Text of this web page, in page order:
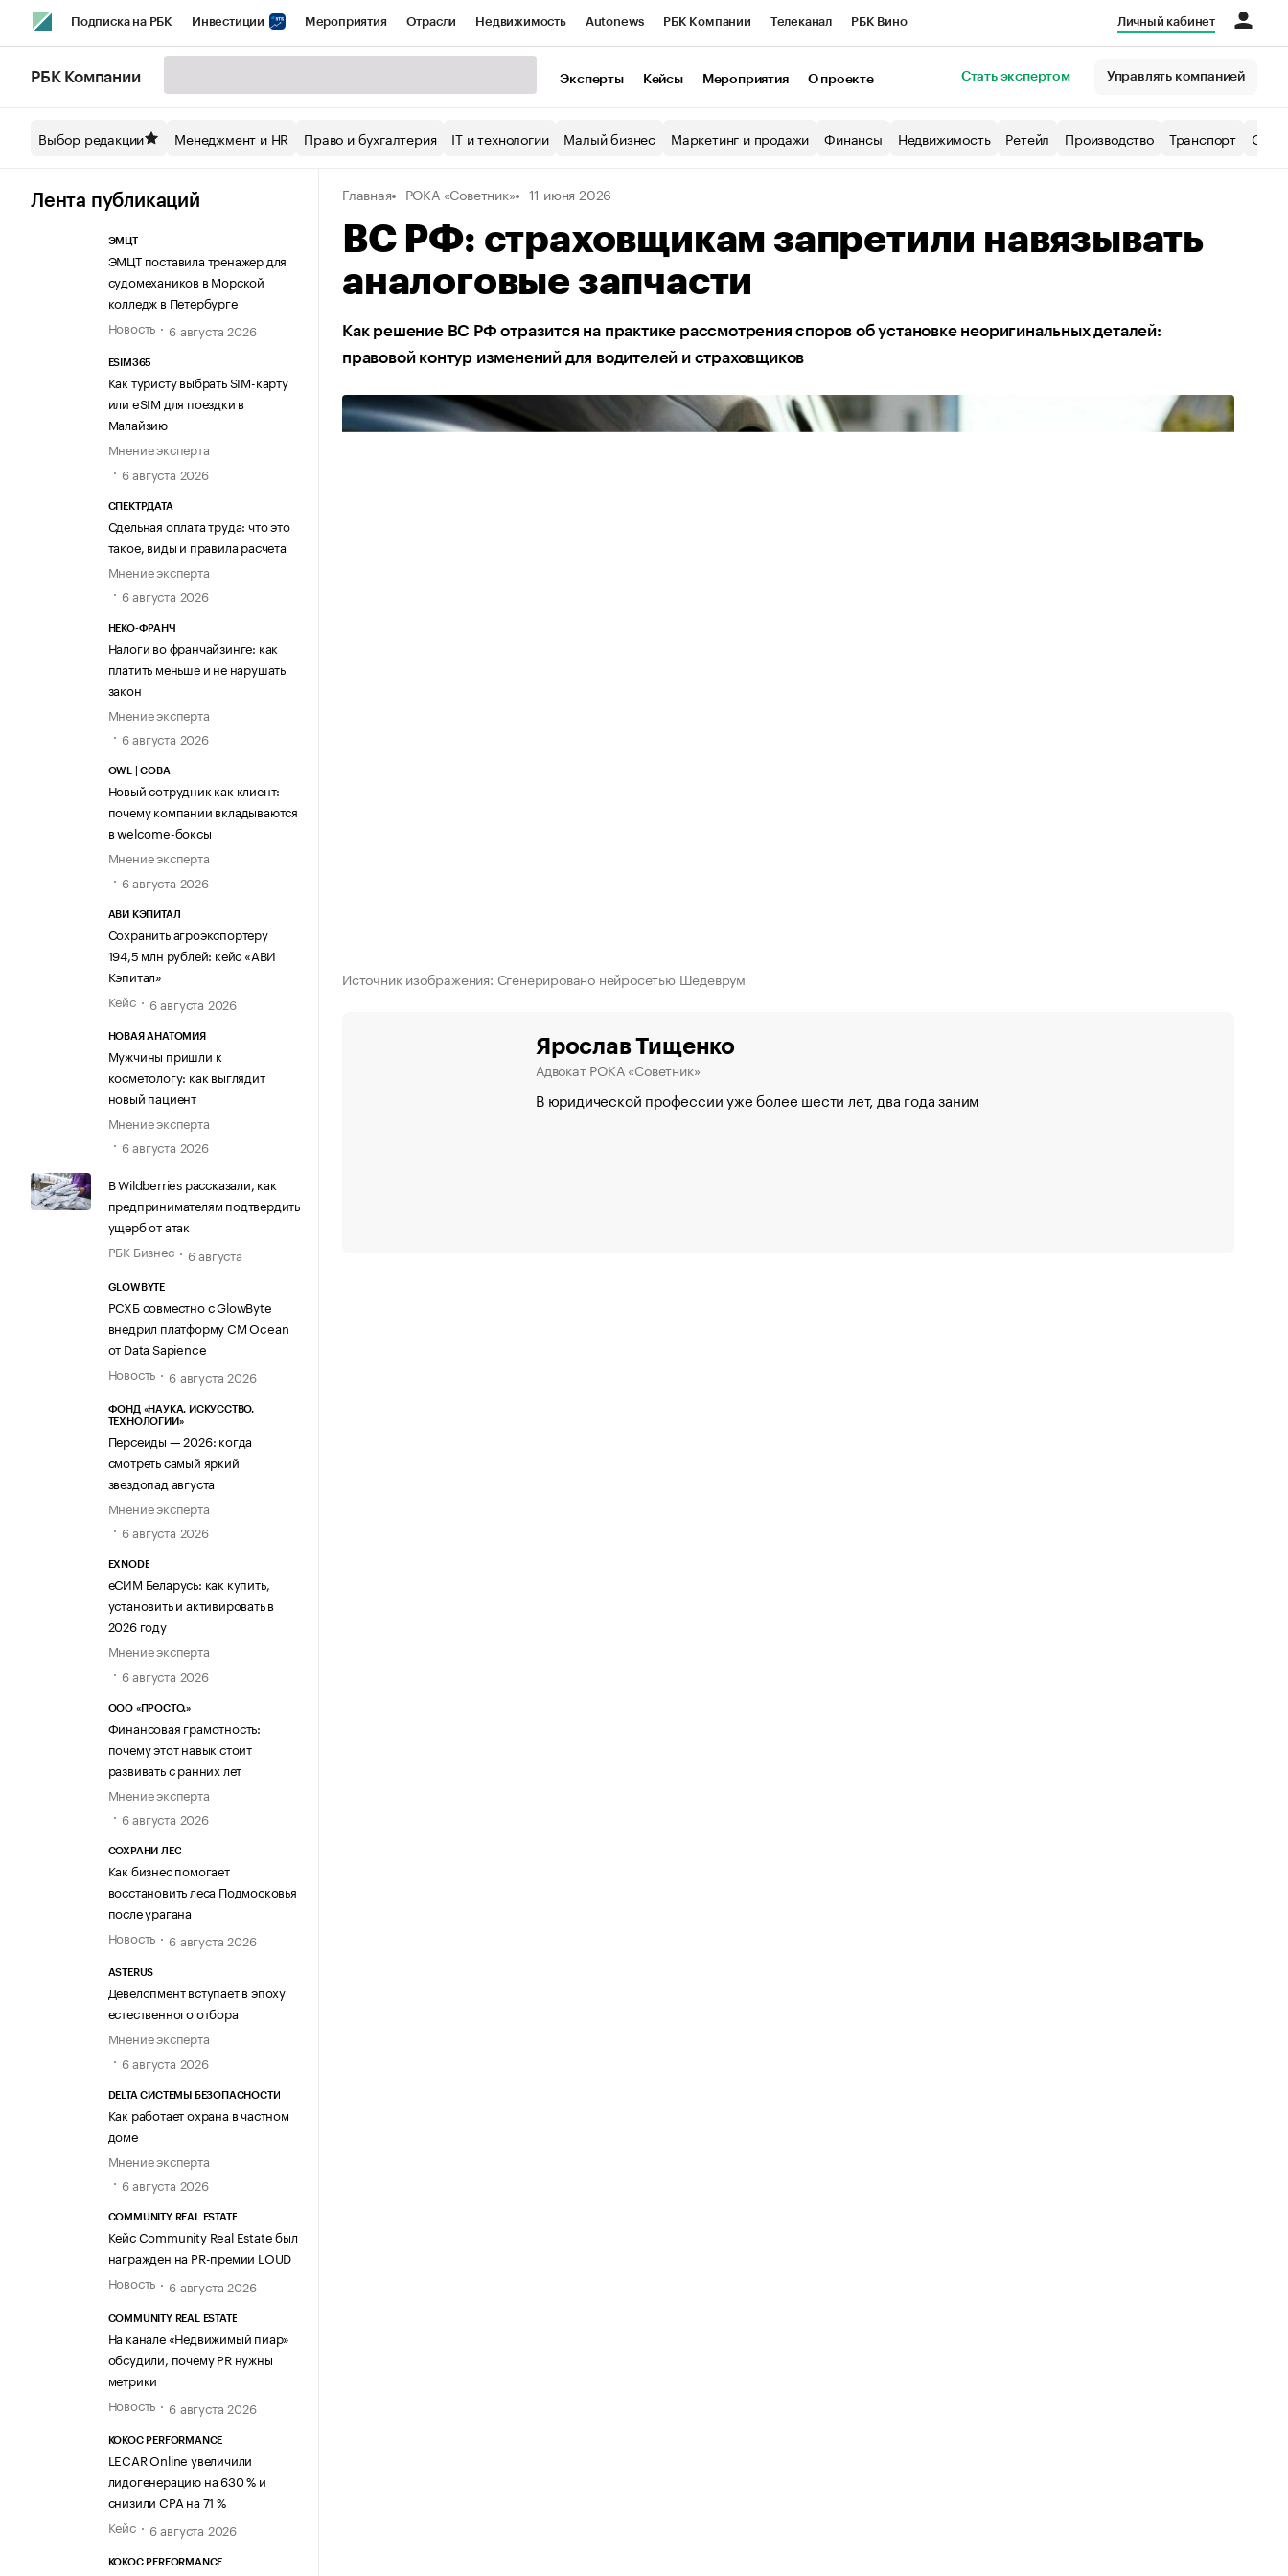
Подписка на РБК Инвестиции Мероприятия Отрасли Недвижимость Autonews РБК Компании Телеканал РБК Вино
Спецпроекты СПб Конференции СПб Спецпроекты Экономика Бизнес
Технологии и медиа Рынок наличной валюты
Личный кабинет
РБК Компании Эксперты Кейсы Мероприятия О проекте Стать экспертом Управлять компанией
Выбор редакции Менеджмент и HR Право и бухгалтерия IT и технологии Малый бизнес Маркетинг и продажи Финансы Недвижимость Ретейл Производство Транспорт
Лента публикаций
ЭМЦТ
ЭМЦТ поставила тренажер для
судомехаников в Морской
колледж в Петербурге
Новость
6 августа 2026
ESIM365
Как туристу выбрать SIM-карту
или eSIM для поездки в
Малайзию
Мнение эксперта
6 августа 2026
СПЕКТРДАТА
Сдельная оплата труда: что это
такое, виды и правила расчета
Мнение эксперта
6 августа 2026
НЕКО-ФРАНЧ
Налоги во франчайзинге: как
платить меньше и не нарушать
закон
Мнение эксперта
6 августа 2026
OWL | СОВА
Новый сотрудник как клиент:
почему компании вкладываются
в welcome-боксы
Мнение эксперта
6 августа 2026
АВИ КЭПИТАЛ
Сохранить агроэкспортеру
194,5 млн рублей: кейс «АВИ
Кэпитал»
Кейс
6 августа 2026
НОВАЯ АНАТОМИЯ
Мужчины пришли к
косметологу: как выглядит
новый пациент
Мнение эксперта
6 августа 2026
В Wildberries рассказали, как
предпринимателям подтвердить
ущерб от атак
РБК Бизнес
6 августа
GLOWBYTE
РСХБ совместно с GlowByte
внедрил платформу CM Ocean
от Data Sapience
Новость
6 августа 2026
ФОНД «НАУКА. ИСКУССТВО.
ТЕХНОЛОГИИ»
Персеиды — 2026: когда
смотреть самый яркий
звездопад августа
Мнение эксперта
6 августа 2026
EXNODE
еСИМ Беларусь: как купить,
установить и активировать в
2026 году
Мнение эксперта
6 августа 2026
ООО «ПРОСТО.»
Финансовая грамотность:
почему этот навык стоит
развивать с ранних лет
Мнение эксперта
6 августа 2026
СОХРАНИ ЛЕС
Как бизнес помогает
восстановить леса Подмосковья
после урагана
Новость
6 августа 2026
ASTERUS
Девелопмент вступает в эпоху
естественного отбора
Мнение эксперта
6 августа 2026
DELTA СИСТЕМЫ БЕЗОПАСНОСТИ
Как работает охрана в частном
доме
Мнение эксперта
6 августа 2026
COMMUNITY REAL ESTATE
Кейс Community Real Estate был
награжден на PR-премии LOUD
Новость
6 августа 2026
COMMUNITY REAL ESTATE
На канале «Недвижимый пиар»
обсудили, почему PR нужны
метрики
Новость
6 августа 2026
KOKOC PERFORMANCE
LECAR Online увеличили
лидогенерацию на 630 % и
снизили CPA на 71 %
Кейс
6 августа 2026
KOKOC PERFORMANCE
Главная РОКА «Советник» 11 июня 2026
ВС РФ: страховщикам запретили навязывать
аналоговые запчасти
Как решение ВС РФ отразится на практике рассмотрения споров об установке неоригинальных деталей:
правовой контур изменений для водителей и страховщиков
Источник изображения: Сгенерировано нейросетью Шедеврум
Ярослав Тищенко
Адвокат РОКА «Советник»
В юридической профессии уже более шести лет, два года заним